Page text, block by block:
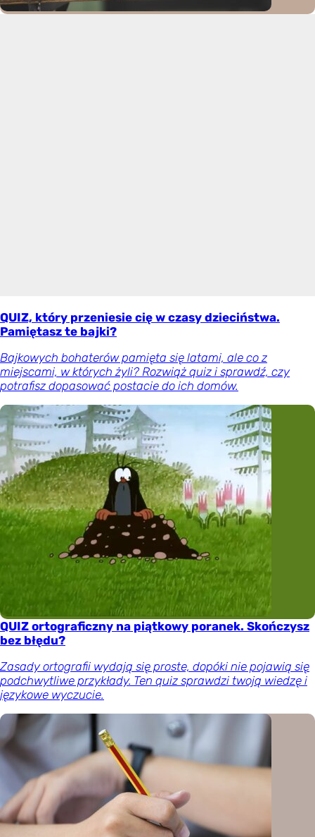
QUIZ, który przeniesie cię w czasy dzieciństwa.
Pamiętasz te bajki?
Bajkowych bohaterów pamięta się latami, ale co z
miejscami, w których żyli? Rozwiąż quiz i sprawdź, czy
potrafisz dopasować postacie do ich domów.
QUIZ ortograficzny na piątkowy poranek. Skończysz
bez błędu?
Zasady ortografii wydają się proste, dopóki nie pojawią się
podchwytliwe przykłady. Ten quiz sprawdzi twoją wiedzę i
językowe wyczucie.